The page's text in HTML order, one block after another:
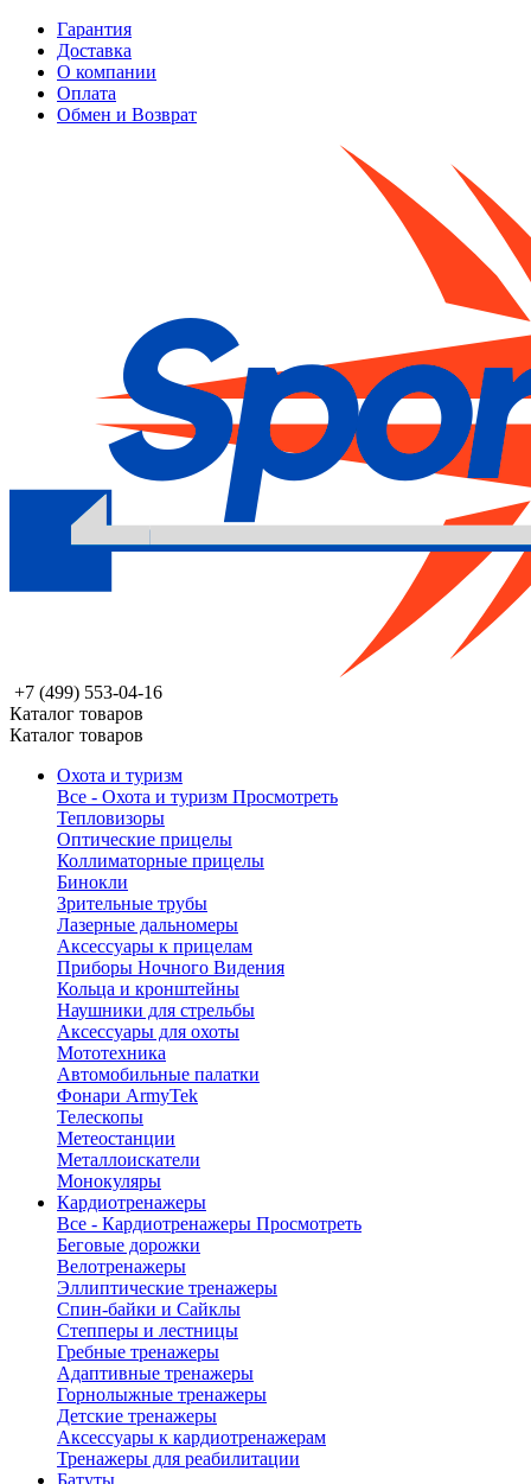
Гарантия
Доставка
О компании
Оплата
Обмен и Возврат
+7 (499) 553-04-16
Каталог товаров
Каталог товаров
Охота и туризм
Все - Охота и туризм Просмотреть
Тепловизоры
Оптические прицелы
Коллиматорные прицелы
Бинокли
Зрительные трубы
Лазерные дальномеры
Аксессуары к прицелам
Приборы Ночного Видения
Кольца и кронштейны
Наушники для стрельбы
Аксессуары для охоты
Мототехника
Автомобильные палатки
Фонари ArmyTek
Телескопы
Метеостанции
Металлоискатели
Монокуляры
Кардиотренажеры
Все - Кардиотренажеры Просмотреть
Беговые дорожки
Велотренажеры
Эллиптические тренажеры
Спин-байки и Сайклы
Степперы и лестницы
Гребные тренажеры
Адаптивные тренажеры
Горнолыжные тренажеры
Детские тренажеры
Аксессуары к кардиотренажерам
Тренажеры для реабилитации
Батуты